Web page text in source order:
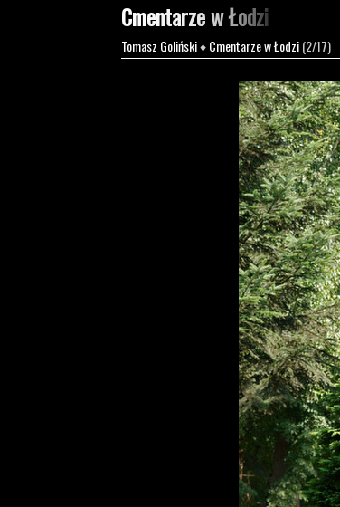
Cmentarze w Łodzi
Tomasz Goliński♦Cmentarze w Łodzi(2/17)